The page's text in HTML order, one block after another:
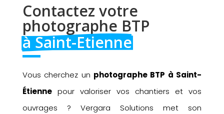
Contactez votre
photographe BTP
à Saint-Etienne
Vous cherchez un photographe BTP à Saint-
Étiennepour valoriser vos chantiers et vos
ouvrages ? Vergara Solutions met son